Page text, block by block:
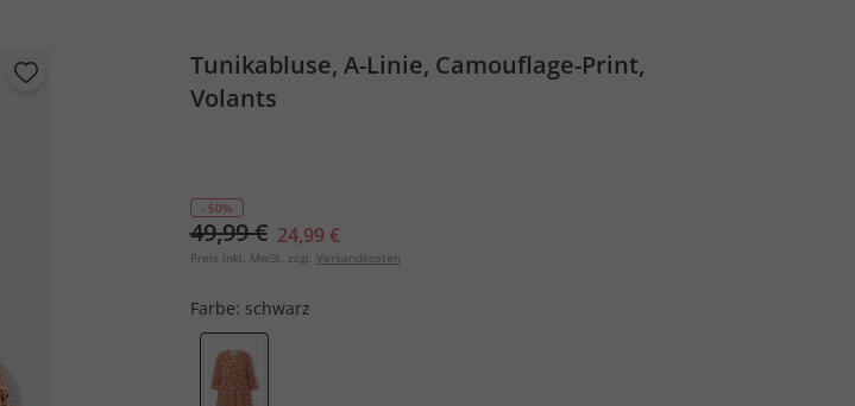
Tunikabluse, A-Linie, Camouflage-Print,
Volants
- 50%
49,99 € 24,99 €
Preis inkl. MwSt. zzgl. Versandkosten
Farbe: schwarz